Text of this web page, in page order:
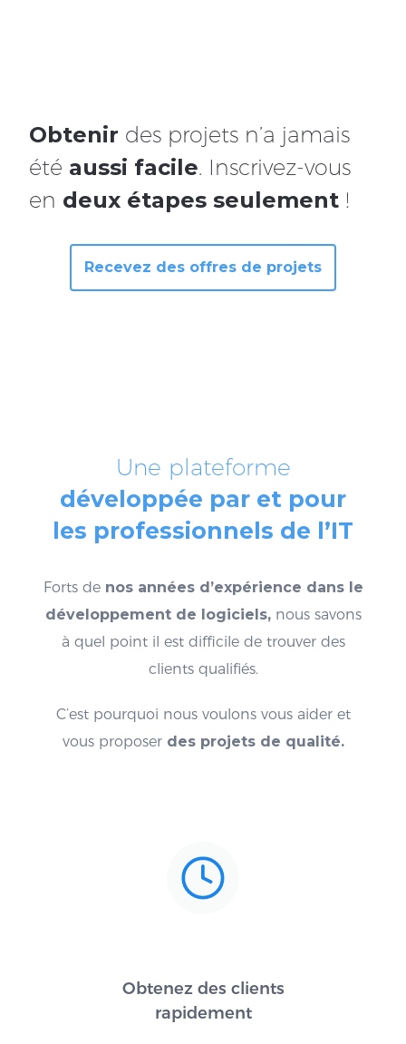
Obtenir des projets n’a jamais
été aussi facile. Inscrivez-vous
en deux étapes seulement !
Recevez des offres de projets
Une plateforme
développée par et pour
les professionnels de l’IT
Forts de nos années d’expérience dans le
développement de logiciels,nous savons
à quel point il est difficile de trouver des
clients qualifiés.
C’est pourquoi nous voulons vous aider et
vous proposer des projets de qualité.
Obtenez des clients
rapidement